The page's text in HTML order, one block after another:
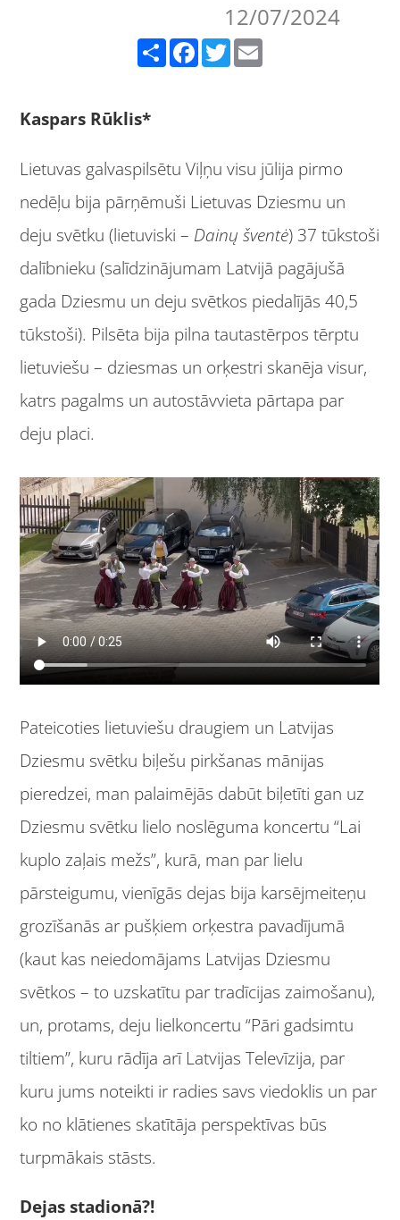
12/07/2024
Facebook Twitter
Kaspars Rūklis*
Lietuvas galvaspilsētu Viļņu visu jūlija pirmo
nedēļu bija pārņēmuši Lietuvas Dziesmu un
deju svētku (lietuviski – Dainų šventė) 37 tūkstoši
dalībnieku (salīdzinājumam Latvijā pagājušā
gada Dziesmu un deju svētkos piedalījās 40,5
tūkstoši). Pilsēta bija pilna tautastērpos tērptu
lietuviešu – dziesmas un orķestri skanēja visur,
katrs pagalms un autostāvvieta pārtapa par
deju placi.
Pateicoties lietuviešu draugiem un Latvijas
Dziesmu svētku biļešu pirkšanas mānijas
pieredzei, man palaimējās dabūt biļetīti gan uz
Dziesmu svētku lielo noslēguma koncertu “Lai
kuplo zaļais mežs”, kurā, man par lielu
pārsteigumu, vienīgās dejas bija karsējmeiteņu
grozīšanās ar pušķiem orķestra pavadījumā
(kaut kas neiedomājams Latvijas Dziesmu
svētkos – to uzskatītu par tradīcijas zaimošanu),
un, protams, deju lielkoncertu “Pāri gadsimtu
tiltiem”, kuru rādīja arī Latvijas Televīzija, par
kuru jums noteikti ir radies savs viedoklis un par
ko no klātienes skatītāja perspektīvas būs
turpmākais stāsts.
Dejas stadionā?!